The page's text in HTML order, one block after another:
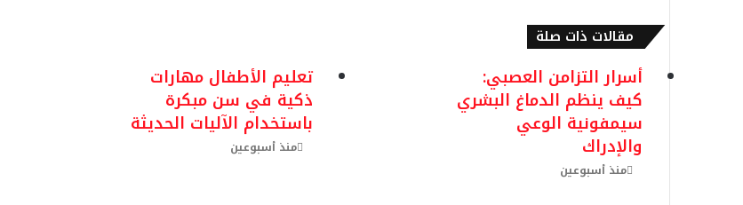
مقالات ذات صلة
تعليم الأطفال مهارات
ذكية في سن مبكرة
باستخدام الآليات الحديثة
منذ أسبوعين
أسرار التزامن العصبي:
كيف ينظم الدماغ البشري
سيمفونية الوعي
والإدراك
منذ أسبوعين